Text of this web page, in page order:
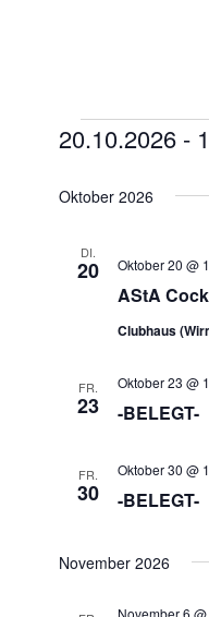
20.10.2026 -
wählen.
Oktober 2026
DI.
20
AStA
Oktober 20 @
Clubhaus
FR.
23 -BELEGT-
Oktober 23 @
FR.
30 -BELEGT-
Oktober 30 @
November 2026
November 6